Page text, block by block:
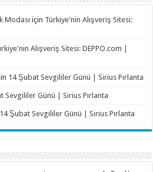
Modası için Türkiye'nin Alışveriş Sitesi:
Alışveriş Sitesi: DEPPO.com |
14 Şubat Sevgililer Günü | Sirius Pırlanta
Sevgililer Günü | Sirius Pırlanta
14 Şubat Sevgililer Günü | Sirius Pırlanta